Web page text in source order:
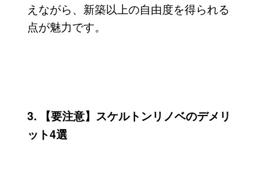
えながら、新築以上の自由度を得られる
点が魅力です。
3. 【要注意】スケルトンリノベのデメリ
ット4選